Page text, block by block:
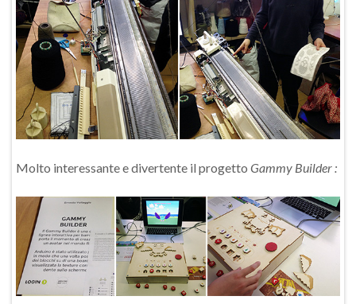
Molto interessante e divertente il progetto Gammy Builder: